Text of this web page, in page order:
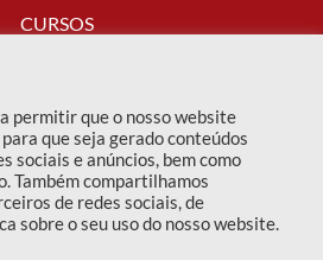
CURSOS
CONOSCO
permitir que o nosso website
que seja gerado conteúdos
sociais e anúncios, bem como
Também compartilhamos
de redes sociais, de
sobre o seu uso do nosso website.